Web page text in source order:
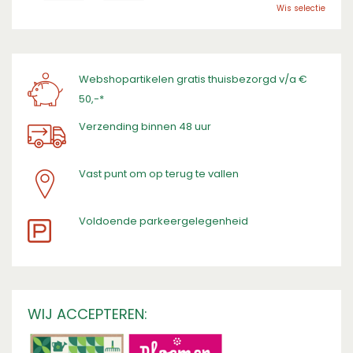
Wis selectie
Webshopartikelen gratis thuisbezorgd v/a €
50,-*
Verzending binnen 48 uur
Vast punt om op terug te vallen
​Voldoende parkeergelegenheid
WIJ ACCEPTEREN: